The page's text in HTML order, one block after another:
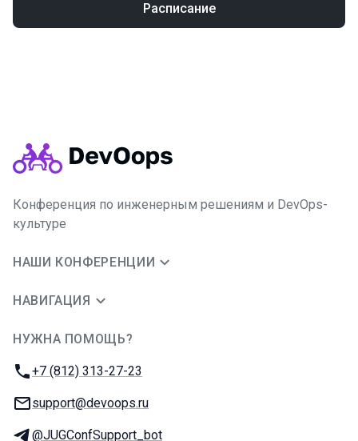
Расписание
Конференция по инженерным решениям и DevOps-
культуре
НАШИ КОНФЕРЕНЦИИ
НАВИГАЦИЯ
НУЖНА ПОМОЩЬ?
Телефон:
+7 (812) 313-27-23
E-mail:
support@devoops.ru
Телеграм:
@JUGConfSupport_bot